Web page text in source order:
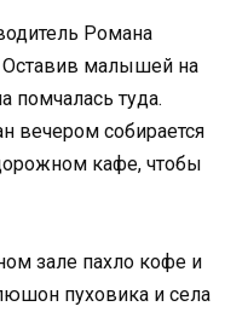
Романа
Оставив малышей на
помчалась туда.
вечером собирается
кафе, чтобы
зале пахло кофе и
пуховика и села